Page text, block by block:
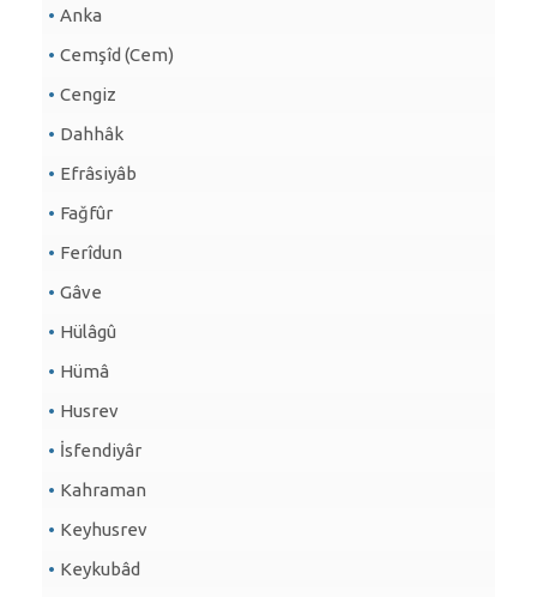
Anka
Cemşîd (Cem)
Cengiz
Dahhâk
Efrâsiyâb
Fağfûr
Ferîdun
Gâve
Hülâgû
Hümâ
Husrev
İsfendiyâr
Kahraman
Keyhusrev
Keykubâd